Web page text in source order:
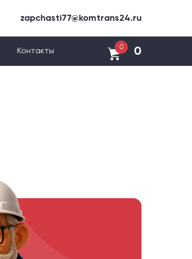
zapchasti77@komtrans24.ru
Контакты
0 0